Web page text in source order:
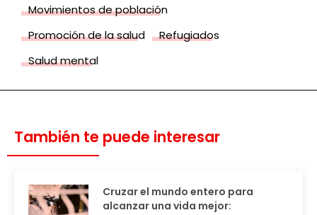
Movimientos de población
Promoción de la salud
Refugiados
Salud mental
También te puede interesar
Cruzar el mundo entero para
alcanzar una vida mejor: